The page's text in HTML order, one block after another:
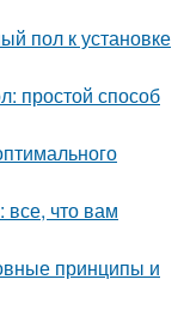
пол к установке
простой способ
все, что вам
принципы и